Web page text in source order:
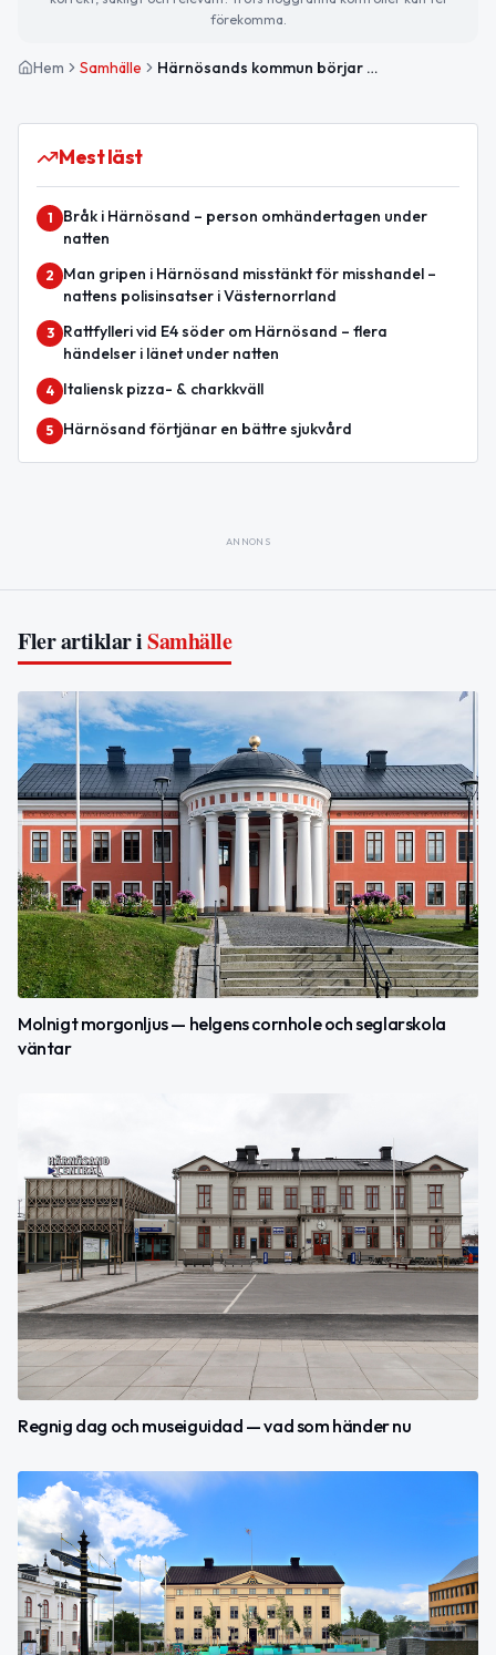
förekomma.
Hem Samhälle Härnösands kommun börjar skicka fakturor digitalt från 2026
Mest läst
1
Bråk i Härnösand – person omhändertagen under
natten
2
Man gripen i Härnösand misstänkt för misshandel –
nattens polisinsatser i Västernorrland
3
Rattfylleri vid E4 söder om Härnösand – flera
händelser i länet under natten
4 Italiensk pizza- & charkkväll
5 Härnösand förtjänar en bättre sjukvård
ANNONS
Fler artiklar iSamhälle
Molnigt morgonljus — helgens cornhole och seglarskola
väntar
Regnig dag och museiguidad — vad som händer nu